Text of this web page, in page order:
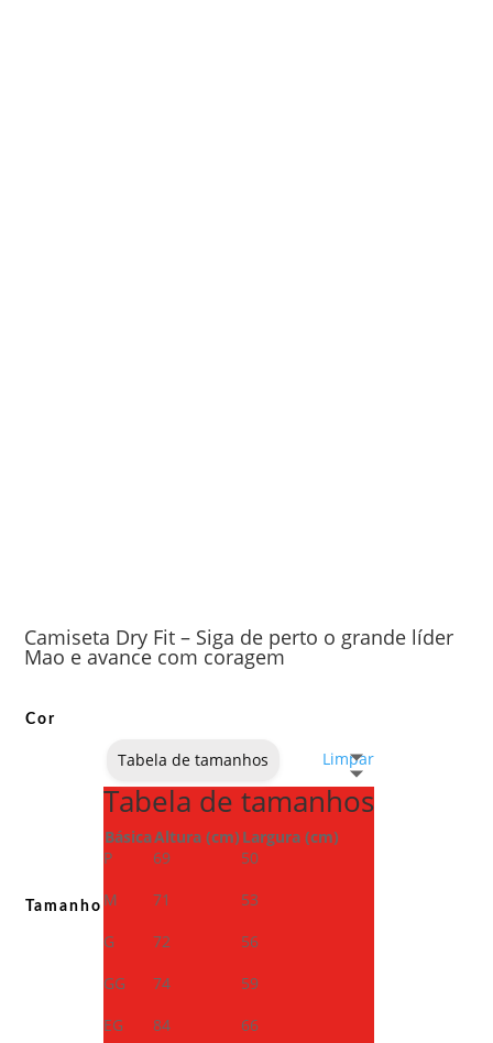
Camiseta Dry Fit – Siga de perto o grande líder
Mao e avance com coragem
Cor
Tamanho
Limpar
Tabela de tamanhos
Tabela de tamanhos
BásicaAltura (cm) Largura (cm)
P
69
50
M
71
53
G
72
56
GG
74
59
EG
84 66